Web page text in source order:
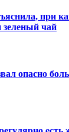
при
зеленый чай
опасно